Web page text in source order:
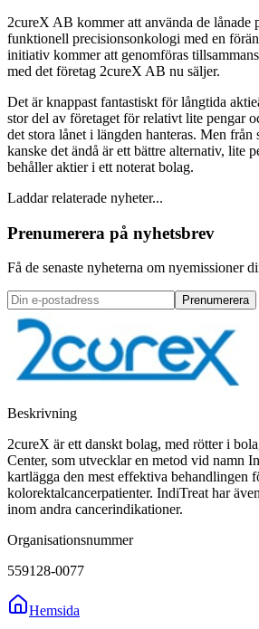
2cureX AB kommer att använda de lånade
funktionell precisionsonkologi med en
initiativ kommer att genomföras
med det företag 2cureX AB nu säljer.
Det är knappast fantastiskt för långtida
stor del av företaget för relativt lite pengar
det stora lånet i längden hanteras. Men från
kanske det ändå är ett bättre alternativ, lite
behåller aktier i ett noterat bolag.
Laddar relaterade nyheter...
Prenumerera på nyhetsbrev
Få de senaste nyheterna om nyemissioner
Prenumerera
Beskrivning
2cureX är ett danskt bolag, med rötter i
Center, som utvecklar en metod vid namn
kartlägga den mest effektiva behandlingen
kolorektalcancerpatienter. IndiTreat har
inom andra cancerindikationer.
Organisationsnummer
559128-0077
Hemsida